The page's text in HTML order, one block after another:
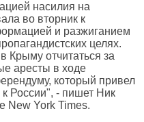
насилия на
во вторник к
и разжиганием
целях.
Крыму отчитаться за
аресты в ходе
который привел
России", - пишет Ник
New York Times.